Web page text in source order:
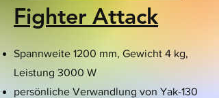
Fighter Attack
Spannweite 1200 mm, Gewicht 4 kg,
Leistung 3000 W
persönliche Verwandlung von Yak-130